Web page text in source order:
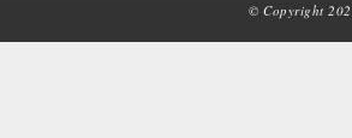
© Copyright